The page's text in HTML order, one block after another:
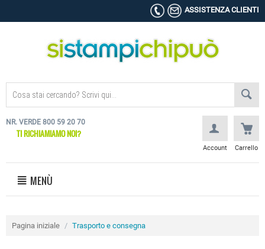
ASSISTENZA CLIENTI
NR. VERDE 800 59 20 70
TI RICHIAMIAMO NOI?
Carrello
Account
MENÙ
Pagina iniziale / Trasporto e consegna